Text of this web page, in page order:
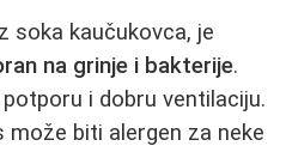
soka kaučukovca, je
na grinje i bakterije.
i dobru ventilaciju.
biti alergen za neke